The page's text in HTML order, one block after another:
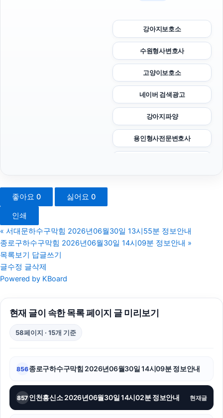
강아지보호소
수원형사변호사
고양이보호소
네이버 검색광고
강아지파양
용인형사전문변호사
송파구하수구막힘
강남치과
수원이혼전문변호사
좋아요 0 싫어요 0
인쇄
« 서대문하수구막힘 2026년06월30일 13시55분 정보안내
종로구하수구막힘 2026년06월30일 14시09분 정보안내 »
목록보기 답글쓰기
글수정 글삭제
Powered by KBoard
현재 글이 속한 목록 페이지 글 미리보기
58페이지 · 15개 기준
856종로구하수구막힘 2026년06월30일 14시09분 정보안내
857 인천흥신소 2026년06월30일 14시02분 정보안내 현재글